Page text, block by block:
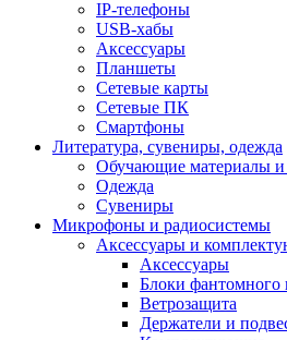
IP-телефоны
USB-хабы
Аксессуары
Планшеты
Сетевые карты
Сетевые ПК
Смартфоны
Литература, сувениры, одежда
Обучающие материалы
Одежда
Сувениры
Микрофоны и радиосистемы
Аксессуары и
Аксессуары
Блоки фантомного
Ветрозащита
Держатели и